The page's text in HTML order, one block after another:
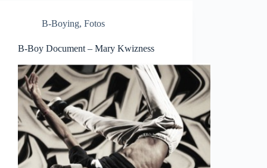
B-Boying, Fotos
B-Boy Document – Mary Kwizness